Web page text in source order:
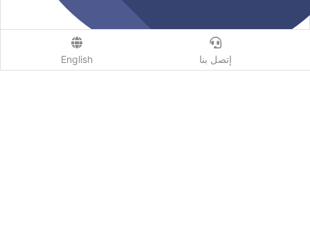
إتصل بنا English